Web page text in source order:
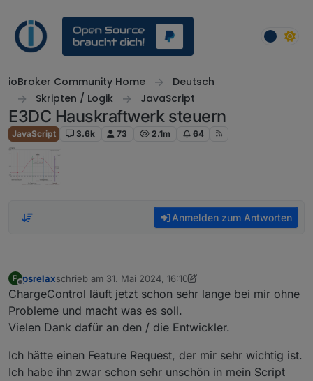
ioBroker Community Home
Deutsch
Skripten / Logik
JavaScript
E3DC Hauskraftwerk steuern
JavaScript 3.6k 73 2.1m 64
Anmelden zum Antworten
P psrelaxschrieb am 31. Mai 2024, 16:10
zuletzt editiert von psrelax6. Jan. 2024, 17:41
ChargeControl läuft jetzt schon sehr lange bei mir ohne
Probleme und macht was es soll.
Vielen Dank dafür an den / die Entwickler.
Ich hätte einen Feature Request, der mir sehr wichtig ist.
Ich habe ihn zwar schon sehr unschön in mein Script